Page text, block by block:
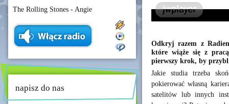
The Rolling Stones - Angie
napisz do nas
Odkryj razem z
które wiąże się z
pierwszy krok, by
Jakie studia trzeba
pokierować własną
satelitów lub innych